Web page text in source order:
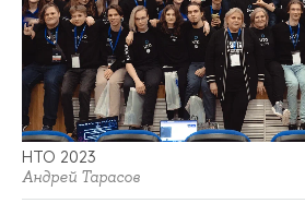
НТО 2023
Андрей Тарасов